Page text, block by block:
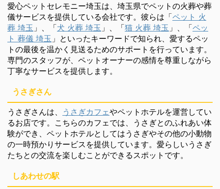
愛心ペットセレモニー埼玉は、埼玉県でペットの火葬や葬
儀サービスを提供している会社です。彼らは「ペット 火
葬 埼玉 」、「犬 火葬 埼玉 」、「猫 火葬 埼玉 」、「ペッ
ト 葬儀 埼玉 」といったキーワードで知られ、愛するペッ
トの最後を温かく見送るためのサポートを行っています。
専門のスタッフが、ペットオーナーの感情を尊重しながら
丁寧なサービスを提供します。
うさぎさん
うさぎさんは、 うさぎカフェやペットホテルを運営してい
るお店です。こちらのカフェでは、うさぎとのふれあい体
験ができ、ペットホテルとしてはうさぎやその他の小動物
の一時預かりサービスを提供しています。愛らしいうさぎ
たちとの交流を楽しむことができるスポットです。
しあわせの駅